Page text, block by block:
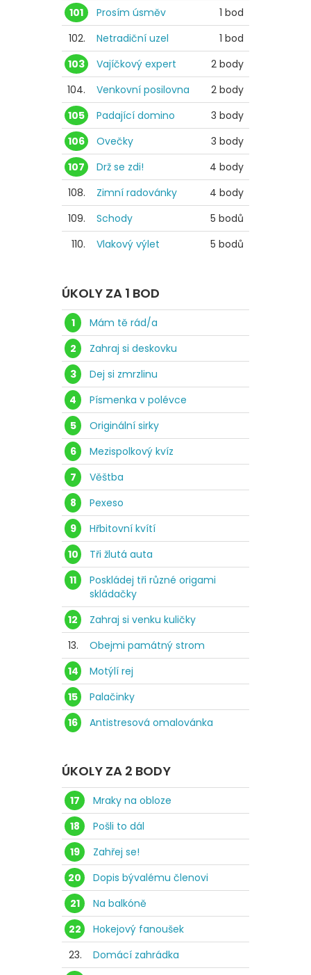
101 Prosím úsměv
1 bod
102.
Netradiční uzel
1 bod
103
Vajíčkový expert
2 body
104.
Venkovní posilovna
2 body
105
Padající domino
3 body
106
Ovečky
3 body
107
Drž se zdi!
4 body
108.
Zimní radovánky
4 body
109.
Schody
5 bodů
110.
Vlakový výlet 5 bodů
ÚKOLY ZA 1 BOD
1
Mám tě rád/a
2
Zahraj si deskovku
3
Dej si zmrzlinu
4
Písmenka v polévce
5
Originální sirky
6
Mezispolkový kvíz
7
Věštba
8
Pexeso
9
Hřbitovní kvítí
10
Tři žlutá auta
11
Poskládej tři různé origami
skládačky
12
Zahraj si venku kuličky
13.
Obejmi památný strom
14
Motýlí rej
15
Palačinky
16
Antistresová omalovánka
ÚKOLY ZA 2 BODY
17
Mraky na obloze
18
Pošli to dál
19
Zahřej se!
20
Dopis bývalému členovi
21
Na balkóně
22
Hokejový fanoušek
23.
Domácí zahrádka